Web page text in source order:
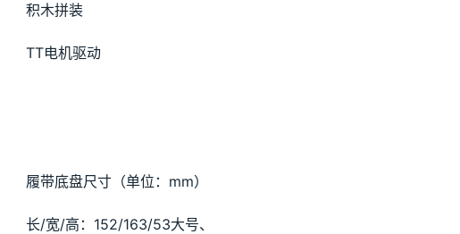
积木拼装
TT电机驱动
履带底盘尺寸（单位：mm）
长/宽/高：152/163/53大号、